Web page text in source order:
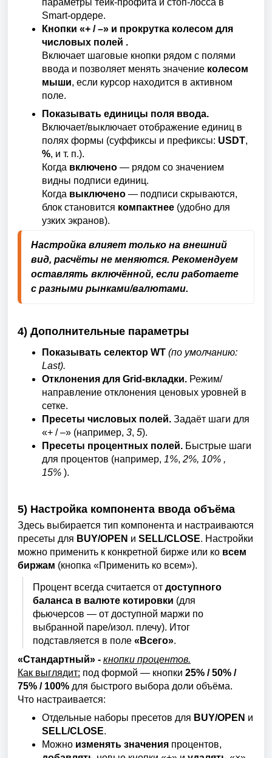
параметры тейк-профита и стоп-лосса в
Smart-ордере.
Кнопки «+ / –» и прокрутка колесом для
числовых полей .
Включает шаговые кнопки рядом с полями
ввода и позволяет менять значение колесом
мыши, если курсор находится в активном
поле.
Показывать единицы поля ввода.
Включает/выключает отображение единиц в
полях формы (суффиксы и префиксы: USDT,
%, и т. п.).
Когда включено — рядом со значением
видны подписи единиц.
Когда выключено — подписи скрываются,
блок становится компактнее (удобно для
узких экранов).
Настройка влияет только на внешний
вид, расчёты не меняются. Рекомендуем
оставлять включённой, если работаете
с разными рынками/валютами.
4) Дополнительные параметры
Показывать селектор WT (по умолчанию:
Last).
Отклонения для Grid-вкладки. Режим/
направление отклонения ценовых уровней в
сетке.
Пресеты числовых полей. Задаёт шаги для
«+ / –» (например, 3, 5).
Пресеты процентных полей. Быстрые шаги
для процентов (например, 1%, 2%, 10% ,
15% ).
5) Настройка компонента ввода объёма
Здесь выбирается тип компонента и настраиваются
пресеты для BUY/OPEN и SELL/CLOSE. Настройки
можно применить к конкретной бирже или ко всем
биржам (кнопка «Применить ко всем»).
Процент всегда считается от доступного
баланса в валюте котировки (для
фьючерсов — от доступной маржи по
выбранной паре/изол. плечу). Итог
подставляется в поле «Всего».
«Стандартный» - кнопки процентов.
Как выглядит: под формой — кнопки 25% / 50% /
75% / 100% для быстрого выбора доли объёма.
Что настраивается:
Отдельные наборы пресетов для BUY/OPEN и
SELL/CLOSE.
Можно изменять значения процентов,